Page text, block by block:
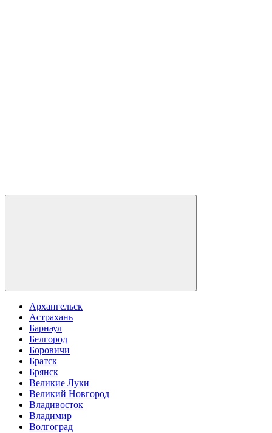
Архангельск
Астрахань
Барнаул
Белгород
Боровичи
Братск
Брянск
Великие Луки
Великий Новгород
Владивосток
Владимир
Волгоград